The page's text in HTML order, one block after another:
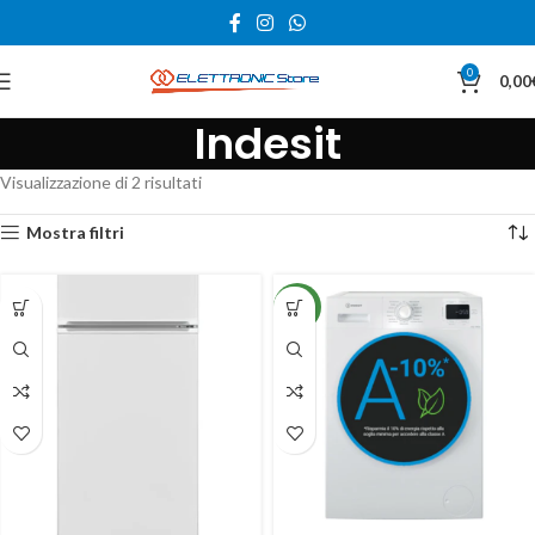
0 0,00
Indesit
Visualizzazione di 2 risultati
Mostra filtri
NEW